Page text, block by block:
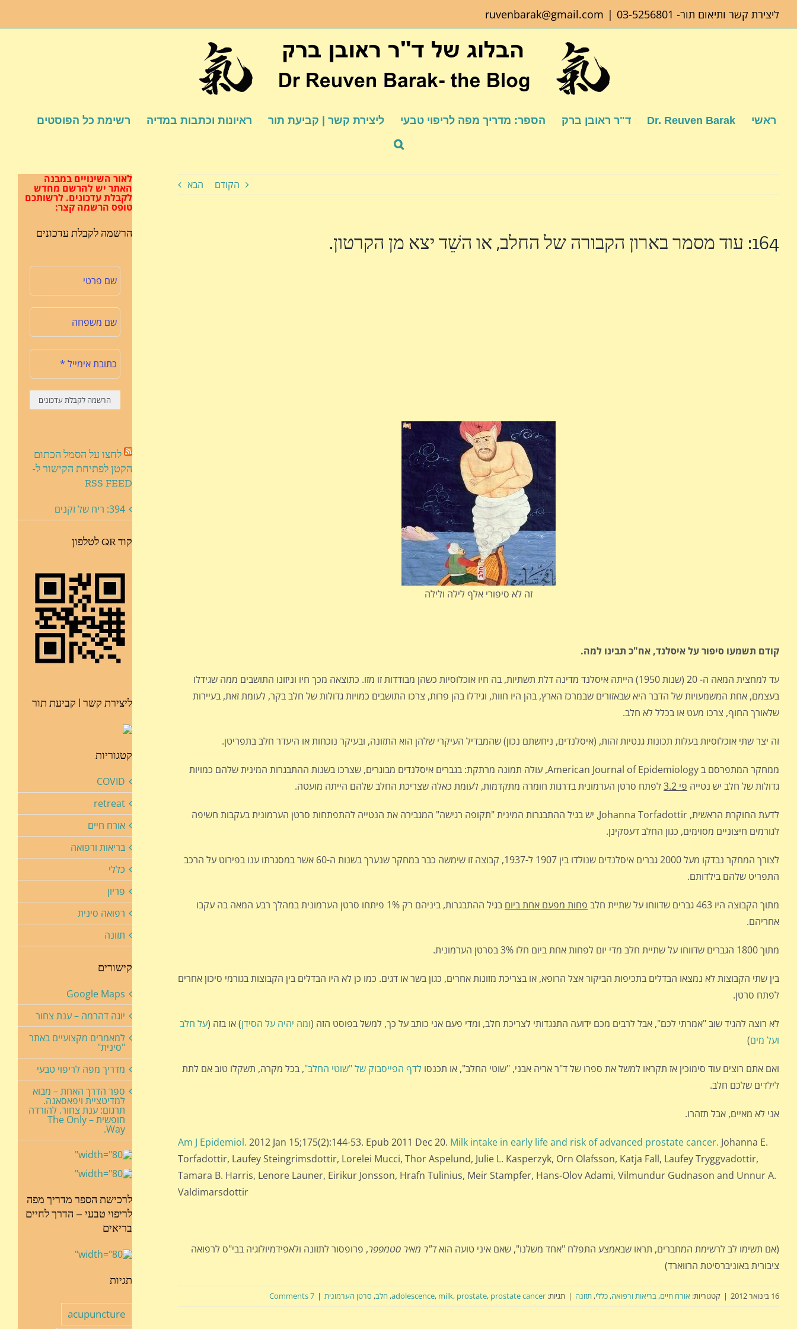
ליצירת קשר ותיאום תור- 03-5256801
|
ruvenbarak@gmail.com
ראשי Dr. Reuven Barak ד"ר ראובן ברק הספר: מדריך מפה לריפוי טבעי ליצירת קשר | קביעת תור ראיונות וכתבות במדיה רשימת כל הפוסטים
הקודם הבא
164: עוד מסמר בארון הקבורה של החלב, או השֵׁד יצא מן הקרטון.
זה לא סיפורי אלף לילה ולילה
קודם תשמעו סיפור על איסלנד, אח"כ תבינו למה.
עד למחצית המאה ה- 20 (שנות 1950) הייתה איסלנד מדינה דלת תשתיות, בה חיו אוכלוסיות כשהן מבודדות זו מזו. כתוצאה מכך חיו וניזונו התושבים ממה שגידלו
בעצמם, אחת המשמעויות של הדבר היא שבאזורים שבמרכז הארץ, בהן היו חוות, וגידלו בהן פרות, צרכו התושבים כמויות גדולות של חלב בקר, לעומת זאת, בעיירות
שלאורך החוף, צרכו מעט או בכלל לא חלב.
זה יצר שתי אוכלוסיות בעלות תכונות גנטיות זהות, (איסלנדים, ניחשתם נכון) שהמבדיל העיקרי שלהן הוא התזונה, ובעיקר נוכחות או היעדר חלב בתפריטן.
ממחקר המתפרסם ב American Journal of Epidemiology, עולה תמונה מרתקת: בגברים איסלנדים מבוגרים, שצרכו בשנות ההתבגרות המינית שלהם כמויות
גדולות של חלב יש נטייה פי 3.2 לפתח סרטן הערמונית בדרגות חומרה מתקדמות, לעומת כאלה שצריכת החלב שלהם הייתה מועטה.
לדעת החוקרת הראשית, Johanna Torfadottir, יש בגיל ההתבגרות המינית "תקופה רגישה" המגבירה את הנטייה להתפתחות סרטן הערמונית בעקבות חשיפה
לגורמים חיצוניים מסוימים, כגון החלב דעסקינן.
לצורך המחקר נבדקו מעל 2000 גברים איסלנדים שנולדו בין 1907 ל-1937, קבוצה זו שימשה כבר במחקר שנערך בשנות ה-60 אשר במסגרתו ענו בפירוט על הרכב
התפריט שלהם בילדותם.
מתוך הקבוצה היו 463 גברים שדווחו על שתיית חלב פחות מפעם אחת ביום
בגיל ההתבגרות, ביניהם רק 1% פיתחו סרטן הערמונית במהלך רבע המאה בה עקבו
אחריהם.
מתוך 1800 הגברים שדווחו על שתיית חלב מדי יום לפחות אחת ביום חלו 3% בסרטן הערמונית.
בין שתי הקבוצות לא נמצאו הבדלים בתכיפות הביקור אצל הרופא, או בצריכת מזונות אחרים, כגון בשר או דגים. כמו כן לא היו הבדלים בין הקבוצות בגורמי סיכון אחרים
לפתח סרטן.
לא רוצה להגיד שוב "אמרתי לכם", אבל לרבים מכם ידועה התנגדותי לצריכת חלב, ומדי פעם אני כותב על כך, למשל בפוסט הזה (ומה יהיה על הסידן) או בזה (על חלב
ועל מים)
ואם אתם רוצים עוד סימוכין אז תקראו למשל את ספרו של ד"ר אריה אבני, "שוטי החלב", או תכנסו לדף הפייסבוק של "שוטי החלב", בכל מקרה, תשקלו טוב אם לתת
לילדים שלכם חלב.
אני לא מאיים, אבל תזהרו.
Am J Epidemiol. 2012 Jan 15;175(2):144-53. Epub 2011 Dec 20. Milk intake in early life and risk of advanced prostate cancer. Johanna E.
Torfadottir, Laufey Steingrimsdottir, Lorelei Mucci, Thor Aspelund, Julie L. Kasperzyk, Orn Olafsson, Katja Fall, Laufey Tryggvadottir,
Tamara B. Harris, Lenore Launer, Eirikur Jonsson, Hrafn Tulinius, Meir Stampfer, Hans-Olov Adami, Vilmundur Gudnason and Unnur A.
Valdimarsdottir
(אם תשימו לב לרשימת המחברים, תראו שבאמצע התפלח "אחד משלנו", שאם איני טועה הואד"ר מאיר סטמפפר, פרופסור לתזונה ולאפידמיולוגיה בבי"ס לרפואה
ציבורית באוניברסיטת הרווארד)
16 בינואר 2012 | קטגוריות: אורח חיים, בריאות ורפואה, כללי, תזונה | תגיות: adolescence, milk, prostate, prostate cancer
, חלב, סרטן הערמונית |
7 Comments
לאור השינויים במבנה
האתר יש להרשם מחדש
לקבלת עדכונים. לרשותכם
טופס הרשמה קצר:
הרשמה לקבלת עדכונים
לחצו על הסמל הכתום
הקטן לפתיחת הקישור ל-
RSS FEED
394: ריח של זקנים
קוד QR לטלפון
ליצירת קשר | קביעת תור
קטגוריות
COVID
retreat
אורח חיים
בריאות ורפואה
כללי
פריון
רפואה סינית
תזונה
קישורים
Google Maps
יוגה דהרמה – ענת צחור
למאמרים מקצועיים באתר
"סינית"
מדריך מפה לריפוי טבעי
ספר הדרך האחת – מבוא
למדיטציית ויפאסאנה.
תרגום: ענת צחור. להורדה
חופשית – The Only
Way.
לרכישת הספר מדריך מפה
לריפוי טבעי – הדרך לחיים
בריאים
תגיות
acupuncture